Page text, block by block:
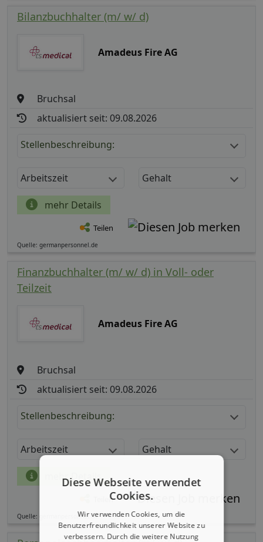
Bilanzbuchhalter (m/ w/ d)
Amadeus Fire AG
Bruchsal
aktualisiert seit: 09.08.2026
Stellenbeschreibung:
Arbeitszeit Gehalt
mehr Details
Teilen
Quelle: germanpersonnel.de
Finanzbuchhalter (m/ w/ d) in Voll- oder
Teilzeit
Amadeus Fire AG
Bruchsal
aktualisiert seit: 09.08.2026
Stellenbeschreibung:
Arbeitszeit Gehalt
mehr Details
Teilen
Quelle: germanpersonnel.de
Diese Webseite verwendet
Cookies.
Wir verwenden Cookies, um die
Benutzerfreundlichkeit unserer Website zu
verbessern. Durch die weitere Nutzung